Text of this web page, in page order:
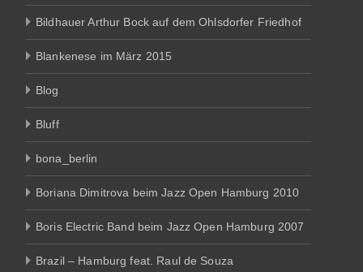
Bildhauer Arthur Bock auf dem Ohlsdorfer Friedhof
Blankenese im März 2015
Blog
Bluff
bona_berlin
Boriana Dimitrova beim Jazz Open Hamburg 2010
Boris Electric Band beim Jazz Open Hamburg 2007
Brazil – Hamburg feat. Raul de Souza